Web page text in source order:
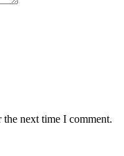
next time I comment.